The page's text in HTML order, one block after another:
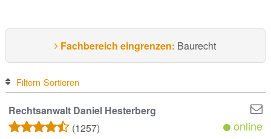
Fachbereich eingrenzen: Baurecht
Filtern Sortieren
Rechtsanwalt Daniel Hesterberg
(1257)
online